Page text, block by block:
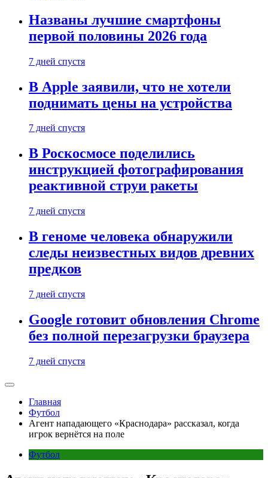
Названы лучшие смартфоны
первой половины 2026 года
7 дней спустя
В Apple заявили, что не хотели
поднимать цены на устройства
7 дней спустя
В Роскосмосе поделились
инструкцией фотографирования
реактивной струи ракеты
7 дней спустя
В геноме человека обнаружили
следы неизвестных видов древних
предков
7 дней спустя
Google готовит обновления Chrome
без полной перезагрузки браузера
7 дней спустя
Главная
Футбол
Агент нападающего «Краснодара» рассказал, когда
игрок вернётся на поле
Футбол